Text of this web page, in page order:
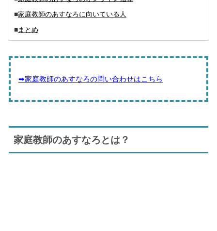
■家庭教師のあすなろに向いている人
■まとめ
➡家庭教師のあすなろの問い合わせはこちら
家庭教師のあすなろとは？